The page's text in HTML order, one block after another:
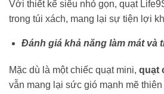
Với thiết kế siêu nhỏ gọn, quạt
trong túi xách, mang lại sự tiện lợi
Đánh giá khả năng làm mát và
Mặc dù là một chiếc quạt mini, quạt
vẫn mang lại sức gió mạnh mẽ